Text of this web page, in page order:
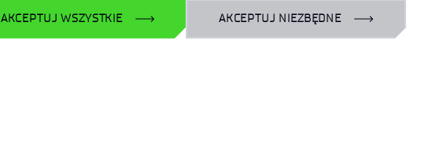
AKCEPTUJ WSZYSTKIE AKCEPTUJ NIEZBĘDNE